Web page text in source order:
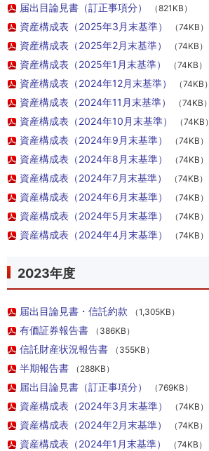
届出目論見書（訂正事項分） （821KB）
資産構成表（2025年3月末基準） （74KB）
資産構成表（2025年2月末基準） （74KB）
資産構成表（2025年1月末基準） （74KB）
資産構成表（2024年12月末基準） （74KB）
資産構成表（2024年11月末基準） （74KB）
資産構成表（2024年10月末基準） （74KB）
資産構成表（2024年9月末基準） （74KB）
資産構成表（2024年8月末基準） （74KB）
資産構成表（2024年7月末基準） （74KB）
資産構成表（2024年6月末基準） （74KB）
資産構成表（2024年5月末基準） （74KB）
資産構成表（2024年4月末基準） （74KB）
2023年度
届出目論見書・信託約款 （1,305KB）
有価証券報告書 （386KB）
信託財産状況報告書 （355KB）
半期報告書 （288KB）
届出目論見書（訂正事項分） （769KB）
資産構成表（2024年3月末基準） （74KB）
資産構成表（2024年2月末基準） （74KB）
資産構成表（2024年1月末基準） （74KB）